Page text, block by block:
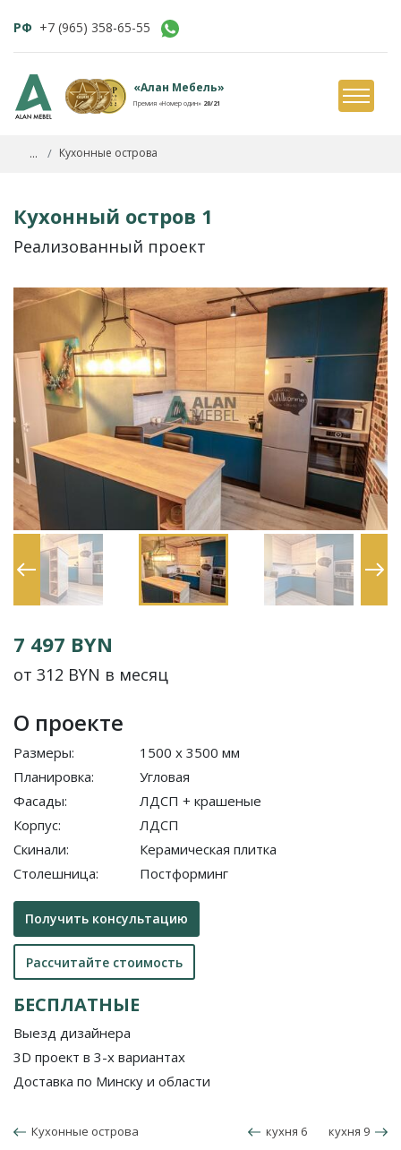
РФ +7 (965) 358-65-55
«Алан Мебель»
Премия «Номер один» 20/21
... Кухонные острова
Кухонный остров 1
Реализованный проект
7 497 BYN
от 312 BYN в месяц
О проекте
Размеры:
Планировка:
Фасады:
Корпус:
Скинали:
Столешница:
1500 x 3500 мм
Угловая
ЛДСП + крашеные
ЛДСП
Керамическая плитка
Постформинг
Получить консультацию
Рассчитайте стоимость
БЕСПЛАТНЫЕ
Выезд дизайнера
3D проект в 3-х вариантах
Доставка по Минску и области
Кухонные острова кухня 6 кухня 9